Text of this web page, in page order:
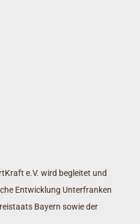
e.V. wird begleitet und
Entwicklung Unterfranken
Bayern sowie der